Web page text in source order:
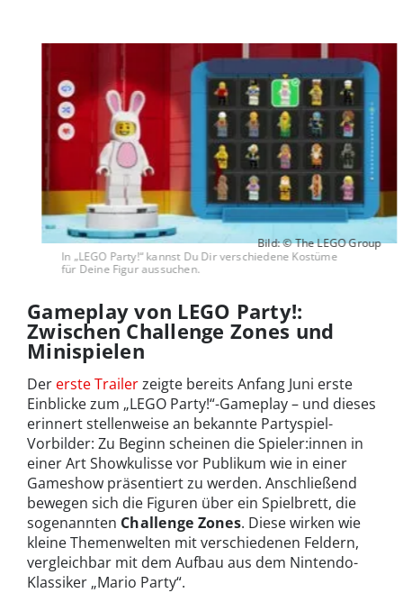
In „LEGO Party!“ kannst Du Dir verschiedene Kostüme
für Deine Figur aussuchen.
Bild: © The LEGO Group
Gameplay von LEGO Party!:
Zwischen Challenge Zones und
Minispielen
Der erste Trailerzeigte bereits Anfang Juni erste
Einblicke zum „LEGO Party!“-Gameplay – und dieses
erinnert stellenweise an bekannte Partyspiel-
Vorbilder: Zu Beginn scheinen die Spieler:innen in
einer Art Showkulisse vor Publikum wie in einer
Gameshow präsentiert zu werden. Anschließend
bewegen sich die Figuren über ein Spielbrett, die
sogenannten Challenge Zones. Diese wirken wie
kleine Themenwelten mit verschiedenen Feldern,
vergleichbar mit dem Aufbau aus dem Nintendo-
Klassiker „Mario Party“.